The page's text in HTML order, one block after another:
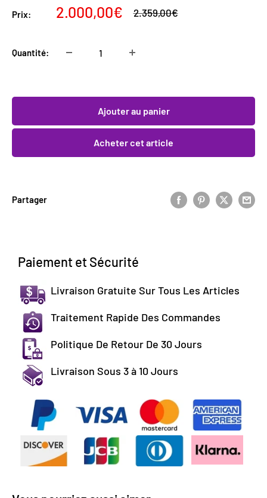
Prix:
Prix
2.000,00€
Prix
2.359,00€
Quantité:
Ajouter au panier
Acheter cet article
Partager
Paiement et Sécurité
Livraison Gratuite Sur Tous Les Articles
Traitement Rapide Des Commandes
Politique De Retour De 30 Jours
Livraison Sous 3 à 10 Jours